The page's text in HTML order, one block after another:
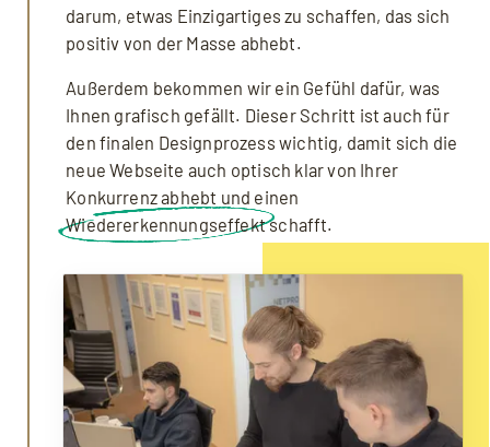
darum, etwas Einzigartiges zu schaffen, das sich
positiv von der Masse abhebt.
Außerdem bekommen wir ein Gefühl dafür, was
Ihnen grafisch gefällt. Dieser Schritt ist auch für
den finalen Designprozess wichtig, damit sich die
neue Webseite auch optisch klar von Ihrer
Konkurrenz abhebt und einen
Wiedererkennungseffektschafft.